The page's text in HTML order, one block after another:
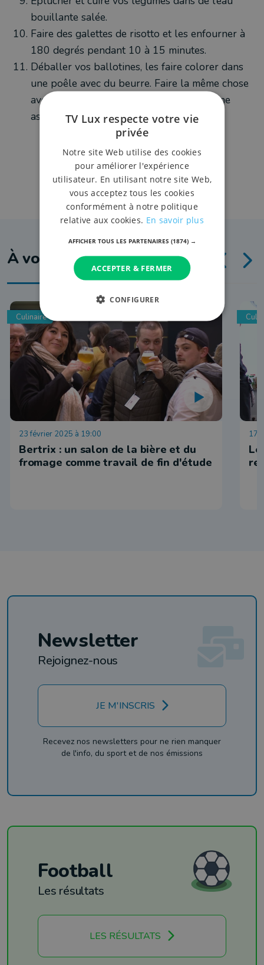
bouillante salée.
Faire des galettes de risotto et les enfourner à
180 degrés pendant 10 à 15 minutes.
Déballer vos ballotines, les faire colorer dans
une poêle avec du beurre. Faire la même chose
avec les légumes et dressez le tout sur une
assiette bien chaude.
À voir aussi
Culinaire
23 février 2025 à 19:00
Bertrix : un salon de la bière et du
fromage comme travail de fin d'étude
17
Newsletter
Rejoignez-nous
JE M'INSCRIS
Recevez nos newsletters pour ne rien manquer
de l'info, du sport et de nos émissions
Football
Les résultats
LES RÉSULTATS
TV Lux respecte votre vie
privée
Notre site Web utilise des cookies
pour améliorer l'expérience
utilisateur. En utilisant notre site Web,
vous acceptez tous les cookies
conformément à notre politique
relative aux cookies. En savoir plus
AFFICHER TOUS LES PARTENAIRES (1874) →
ACCEPTER & FERMER
CONFIGURER